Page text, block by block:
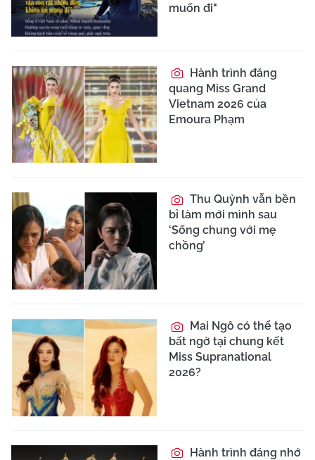
muốn đi"
Hành trình đăng
quang Miss Grand
Vietnam 2026 của
Emoura Phạm
Thu Quỳnh vẫn bền
bỉ làm mới mình sau
‘Sống chung với mẹ
chồng’
Mai Ngô có thể tạo
bất ngờ tại chung kết
Miss Supranational
2026?
Hành trình đáng nhớ